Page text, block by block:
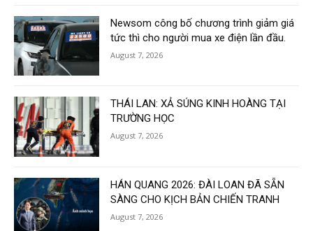
Newsom công bố chương trình giảm giá
tức thì cho người mua xe điện lần đầu.
August 7, 2026
THÁI LAN: XẢ SÚNG KINH HOÀNG TẠI
TRƯỜNG HỌC
August 7, 2026
HÁN QUANG 2026: ĐÀI LOAN ĐÃ SẴN
SÀNG CHO KỊCH BẢN CHIẾN TRANH
August 7, 2026